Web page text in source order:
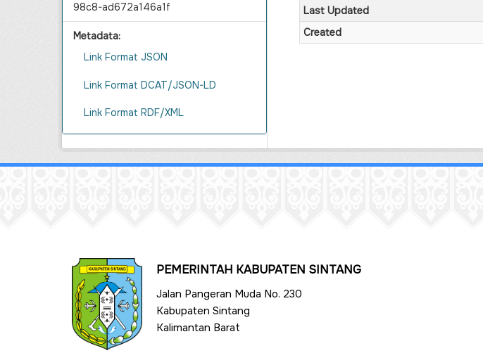
98c8-ad672a146a1f
Metadata:
Link Format JSON
Link Format DCAT/JSON-LD
Link Format RDF/XML
Last Updated
Created
PEMERINTAH KABUPATEN SINTANG
Jalan Pangeran Muda No. 230
Kabupaten Sintang
Kalimantan Barat